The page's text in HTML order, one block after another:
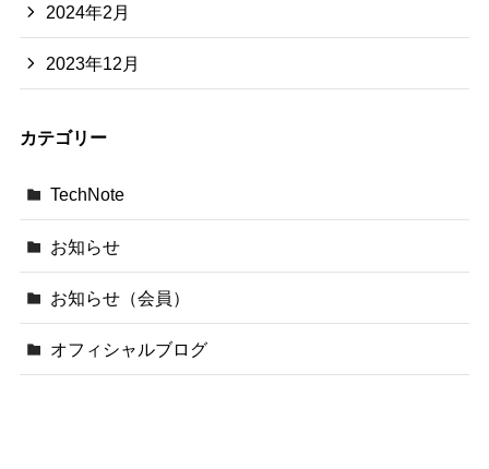
2024年2月
2023年12月
カテゴリー
TechNote
お知らせ
お知らせ（会員）
オフィシャルブログ